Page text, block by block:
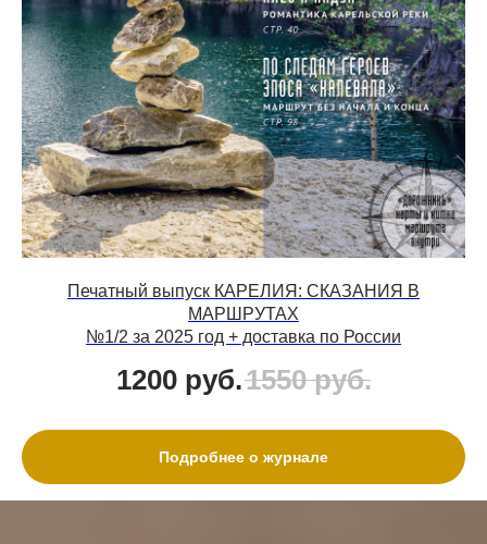
Печатный выпуск КАРЕЛИЯ: СКАЗАНИЯ В
МАРШРУТАХ
№1/2 за 2025 год + доставка по России
1200 руб.1550 руб.
Подробнее о журнале